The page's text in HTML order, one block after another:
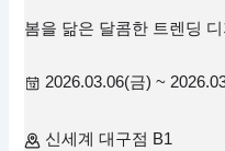
봄을 닮은 달콤한 트렌딩
2026.03.06(금) ~
신세계 대구점 B1